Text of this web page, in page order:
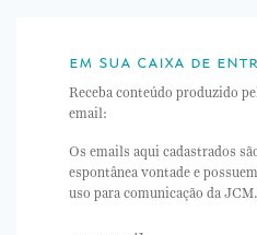
em sua caixa de
Receba conteúdo produzido
email:
Os emails aqui cadastrados
espontânea vontade e
uso para comunicação da JCM.